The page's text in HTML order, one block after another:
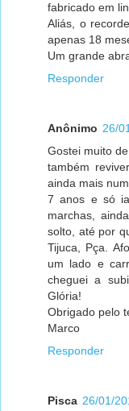
fabricado em
Aliás, o
apenas 18
Um grande
Responder
Anônimo 26/
Gostei muito
também
ainda mais
7 anos e só
marchas,
solto, até por
Tijuca, Pça.
um lado e
cheguei a
Glória!
Obrigado pelo
Marco
Responder
Pisca 26/01/